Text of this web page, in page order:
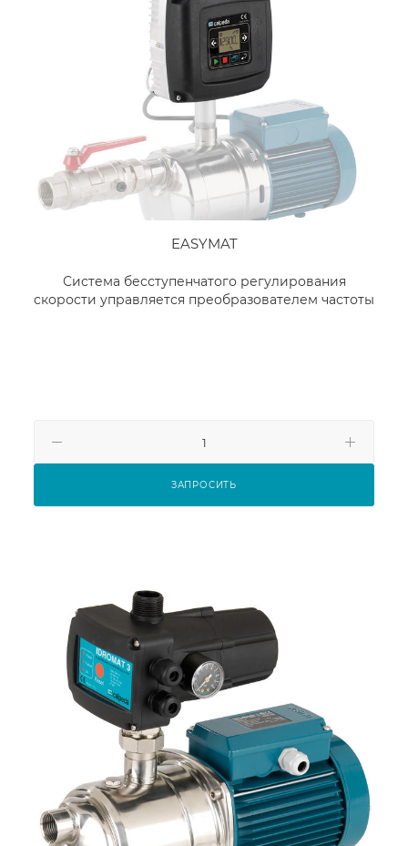
EASYMAT
Система бесступенчатого регулирования
скорости управляется преобразователем частоты
ЗАПРОСИТЬ